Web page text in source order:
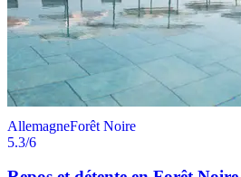
AllemagneForêt Noire
5.3/6